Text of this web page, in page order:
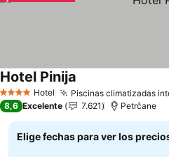
4 EstrellasHotel Piscinas climatizadas
Hotel Pinija
8,6 Excelente 7.621 Petrčane
Elige fechas para ver los